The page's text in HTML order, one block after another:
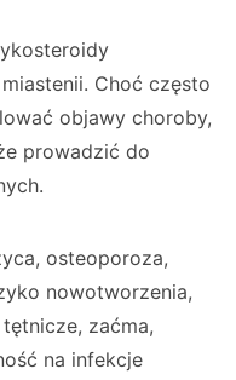
Choć często
objawy choroby,
prowadzić do
osteoporoza,
nowotworzenia,
tętnicze, zaćma,
na infekcje